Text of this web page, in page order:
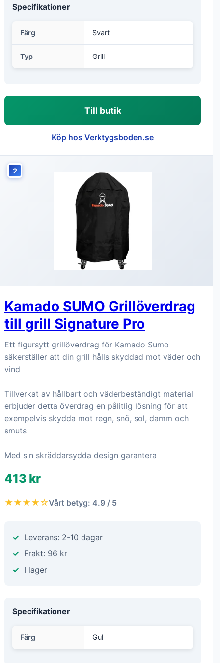
Specifikationer
Färg Svart
Typ Grill
Till butik
Köp hos Verktygsboden.se
2
Kamado SUMO Grillöverdrag
till grill Signature Pro
Ett figursytt grillöverdrag för Kamado Sumo
säkerställer att din grill hålls skyddad mot väder och
vind
Tillverkat av hållbart och väderbeständigt material
erbjuder detta överdrag en pålitlig lösning för att
exempelvis skydda mot regn, snö, sol, damm och
smuts
Med sin skräddarsydda design garantera
413 kr
★★★★☆Vårt betyg: 4.9 / 5
Leverans: 2-10 dagar
Frakt: 96 kr
I lager
Specifikationer
Färg Gul